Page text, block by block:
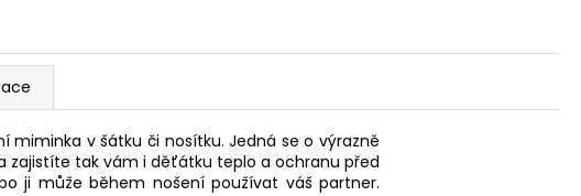
v šátku či nosítku. Jedná se o výrazně
zajistíte tak vám i děťátku teplo a ochranu před
ji může během nošení používat váš partner.